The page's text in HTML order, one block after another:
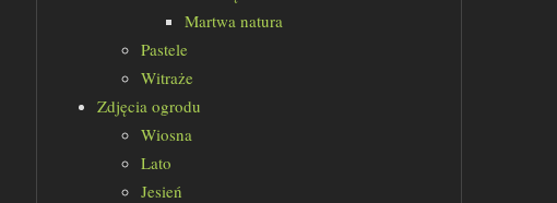
Martwa natura
Pastele
Witraże
Zdjęcia ogrodu
Wiosna
Lato
Jesień